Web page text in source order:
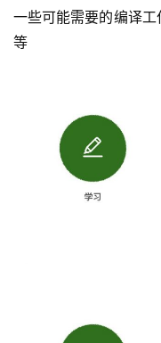
一些可能需要的编译
等